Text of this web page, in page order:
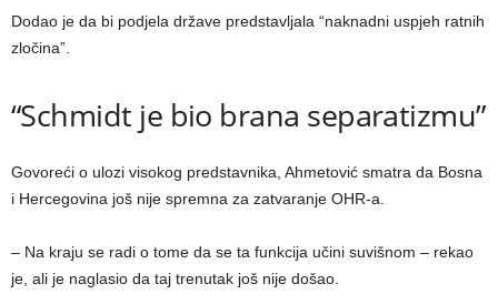
Dodao je da bi podjela države predstavljala “naknadni uspjeh ratnih
zločina”.
“Schmidt je bio brana separatizmu”
Govoreći o ulozi visokog predstavnika, Ahmetović smatra da Bosna
i Hercegovina još nije spremna za zatvaranje OHR-a.
– Na kraju se radi o tome da se ta funkcija učini suvišnom – rekao
je, ali je naglasio da taj trenutak još nije došao.